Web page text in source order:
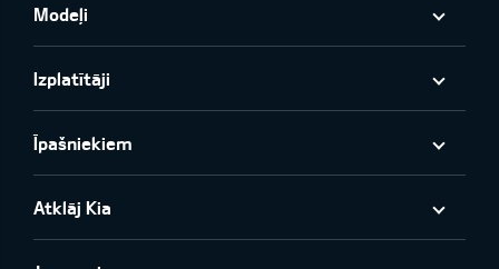
Modeļi
Izplatītāji
Īpašniekiem
Atklāj Kia